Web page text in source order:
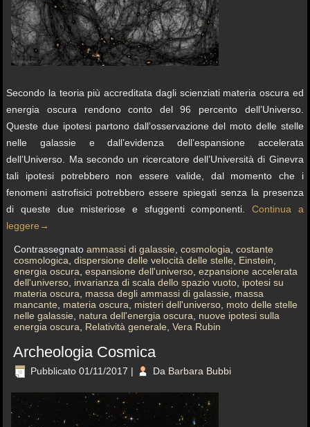
Secondo la teoria più accreditata dagli scienziati materia oscura ed
energia oscura rendono conto del 96 percento dell’Universo.
Queste due ipotesi partono dall’osservazione del moto delle stelle
nelle galassie e dall’evidenza dell’espansione accelerata
dell’Universo. Ma secondo un ricercatore dell’Università di Ginevra
tali ipotesi potrebbero non essere valide, dal momento che i
fenomeni astrofisici potrebbero essere spiegati senza la presenza
di queste due misteriose e sfuggenti componenti. Continua a
leggere →
Contrassegnato ammassi di galassie ,cosmologia ,costante
cosmologica ,dispersione delle velocità delle stelle Einstein
energia oscura ,espansione dell'universo ,ezpansione accelerata
dell'universo invarianza di scala dello spazio vuoto ipotesi su
materia oscura
massa degli ammassi di galassie
massa
mancante
materia oscura misteri dell'universo moto delle stelle
nelle galassie
natura dell'energia oscura
nuove ipotesi sulla
energia oscura
Relatività generale ,Vera Rubin
Archeologia Cosmica
Pubblicato 01/11/2017 | Da Barbara Bubbi